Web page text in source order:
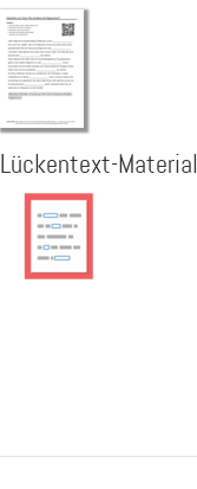
Lückentext-Material